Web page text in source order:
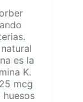
es la
K.
mcg